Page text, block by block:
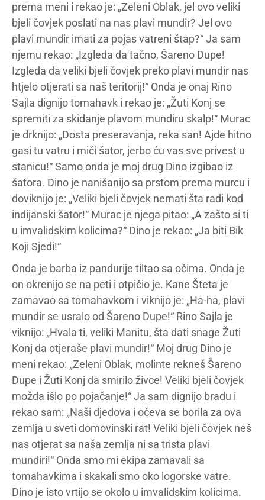
prema meni i rekao je: „Zeleni Oblak, jel ovo veliki
bjeli čovjek poslati na nas plavi mundir? Jel ovo
plavi mundir imati za pojas vatreni štap?“ Ja sam
njemu rekao: „Izgleda da tačno, Šareno Dupe!
Izgleda da veliki bjeli čovjek preko plavi mundir nas
htjelo otjerati sa naš teritorij!“ Onda je onaj Rino
Sajla dignijo tomahavk i rekao je: „Žuti Konj se
spremiti za skidanje plavom mundiru skalp!“ Murac
je drknijo: „Dosta preseravanja, reka san! Ajde hitno
gasi tu vatru i miči šator, jerbo ću vas sve privest u
stanicu!“ Samo onda je moj drug Dino izgibao iz
šatora. Dino je nanišanijo sa prstom prema murcu i
doviknijo je: „Veliki bjeli čovjek nemati šta radi kod
indijanski šator!“ Murac je njega pitao: „A zašto si ti
u imvalidskim kolicima?“ Dino je rekao: „Ja biti Bik
Koji Sjedi!“
Onda je barba iz pandurije tiltao sa očima. Onda je
on okrenijo se na peti i otpičio je. Kane Šteta je
zamavao sa tomahavkom i viknijo je: „Ha-ha, plavi
mundir se usralo od Šareno Dupe!“ Rino Sajla je
viknijo: „Hvala ti, veliki Manitu, šta dati snage Žuti
Konj da otjeraše plavi mundir!“ Moj drug Dino je
meni rekao: „Zeleni Oblak, molinte rekneš Šareno
Dupe i Žuti Konj da smirilo živce! Veliki bjeli čovjek
možda išlo po pojačanje!“ Ja sam dignijo bradu i
rekao sam: „Naši djedova i očeva se borila za ova
zemlja u sveti domovinski rat! Veliki bjeli čovjek neš
nas otjerat sa naša zemlja ni sa trista plavi
mundiri!“ Onda smo mi ekipa zamavali sa
tomahavkima i skakali smo oko logorske vatre.
Dino je isto vrtijo se okolo u imvalidskim kolicima.